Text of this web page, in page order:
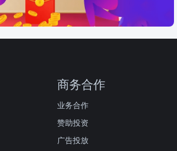
商务合作
业务合作
赞助投资
广告投放